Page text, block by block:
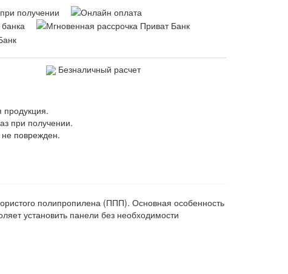
Безналичный расчет
продукция.
при получении.
поврежден.
полипропилена (ППП). Основная особенность
установить панели без необходимости